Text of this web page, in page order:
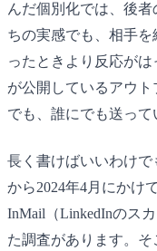
んだ個別化では、後
ちの実感でも、相手
ったときより反応が
が公開しているアウ
でも、誰にでも送って
長く書けばいいわけで
から2024年4月にかけ
InMail（LinkedInのス
た調査があります。